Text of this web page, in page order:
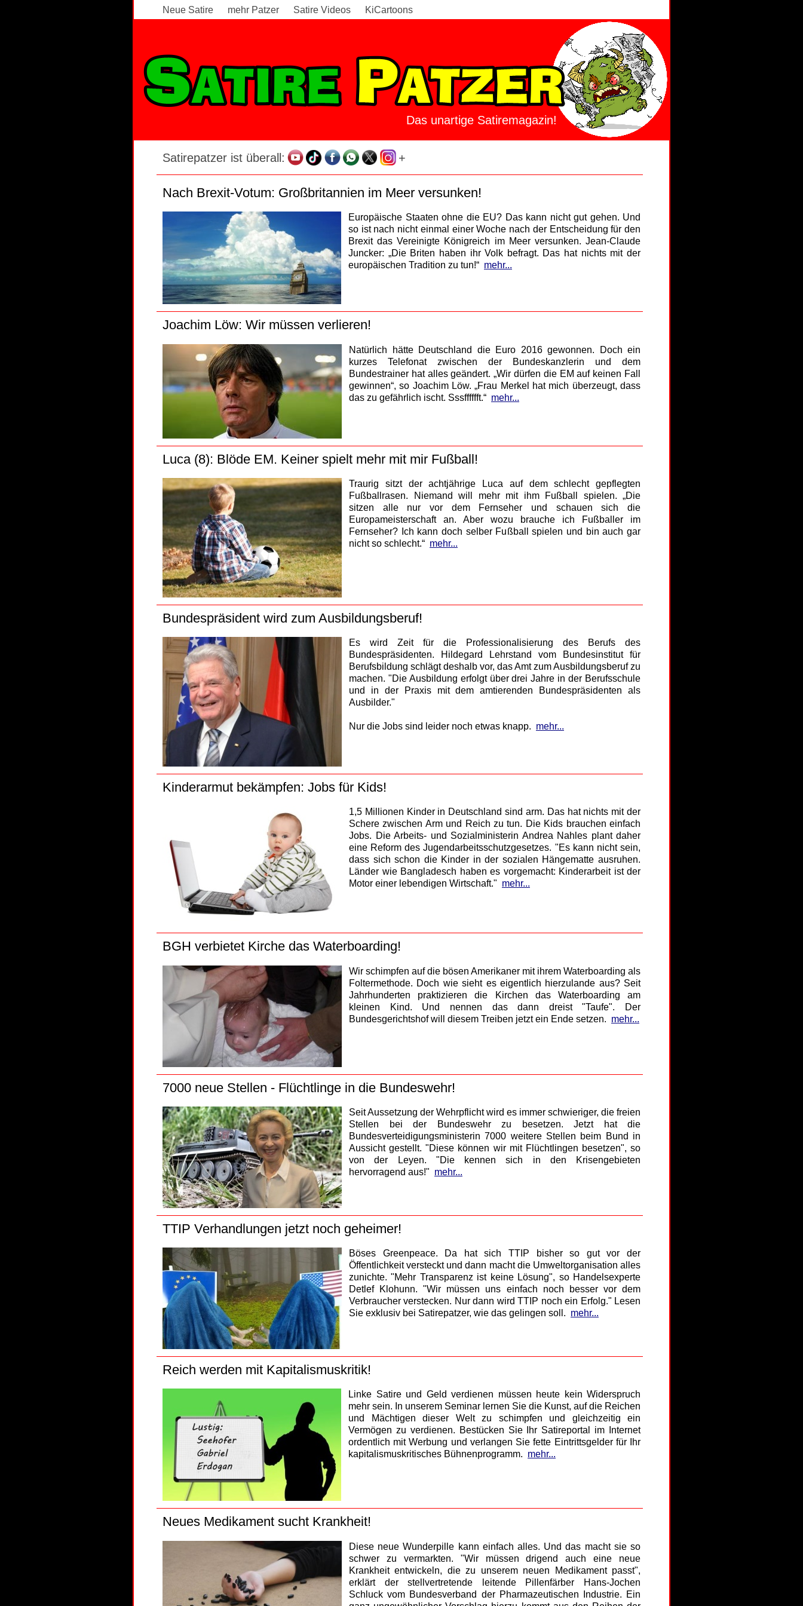
Neue Satire mehr Patzer Satire Videos KiCartoons
Das unartige Satiremagazin!
Satirepatzer ist überall: +
Nach Brexit-Votum: Großbritannien im Meer versunken!
Europäische Staaten ohne die EU? Das kann nicht gut gehen. Und
so ist nach nicht einmal einer Woche nach der Entscheidung für den
Brexit das Vereinigte Königreich im Meer versunken. Jean-Claude
Juncker: „Die Briten haben ihr Volk befragt. Das hat nichts mit der
europäischen Tradition zu tun!“ mehr...
Joachim Löw: Wir müssen verlieren!
Natürlich hätte Deutschland die Euro 2016 gewonnen. Doch ein
kurzes Telefonat zwischen der Bundeskanzlerin und dem
Bundestrainer hat alles geändert. „Wir dürfen die EM auf keinen Fall
gewinnen“, so Joachim Löw. „Frau Merkel hat mich überzeugt, dass
das zu gefährlich ischt. Sssfffffft.“ mehr...
Luca (8): Blöde EM. Keiner spielt mehr mit mir Fußball!
Traurig sitzt der achtjährige Luca auf dem schlecht gepflegten
Fußballrasen. Niemand will mehr mit ihm Fußball spielen. „Die
sitzen alle nur vor dem Fernseher und schauen sich die
Europameisterschaft an. Aber wozu brauche ich Fußballer im
Fernseher? Ich kann doch selber Fußball spielen und bin auch gar
nicht so schlecht.“ mehr...
Bundespräsident wird zum Ausbildungsberuf!
Es wird Zeit für die Professionalisierung des Berufs des
Bundespräsidenten. Hildegard Lehrstand vom Bundesinstitut für
Berufsbildung schlägt deshalb vor, das Amt zum Ausbildungsberuf zu
machen. "Die Ausbildung erfolgt über drei Jahre in der Berufsschule
und in der Praxis mit dem amtierenden Bundespräsidenten als
Ausbilder."
Nur die Jobs sind leider noch etwas knapp. mehr...
Kinderarmut bekämpfen: Jobs für Kids!
1,5 Millionen Kinder in Deutschland sind arm. Das hat nichts mit der
Schere zwischen Arm und Reich zu tun. Die Kids brauchen einfach
Jobs. Die Arbeits- und Sozialministerin Andrea Nahles plant daher
eine Reform des Jugendarbeitsschutzgesetzes. "Es kann nicht sein,
dass sich schon die Kinder in der sozialen Hängematte ausruhen.
Länder wie Bangladesch haben es vorgemacht: Kinderarbeit ist der
Motor einer lebendigen Wirtschaft." mehr...
BGH verbietet Kirche das Waterboarding!
Wir schimpfen auf die bösen Amerikaner mit ihrem Waterboarding als
Foltermethode. Doch wie sieht es eigentlich hierzulande aus? Seit
Jahrhunderten praktizieren die Kirchen das Waterboarding am
kleinen Kind. Und nennen das dann dreist "Taufe". Der
Bundesgerichtshof will diesem Treiben jetzt ein Ende setzen. mehr...
7000 neue Stellen - Flüchtlinge in die Bundeswehr!
Seit Aussetzung der Wehrpflicht wird es immer schwieriger, die freien
Stellen bei der Bundeswehr zu besetzen. Jetzt hat die
Bundesverteidigungsministerin 7000 weitere Stellen beim Bund in
Aussicht gestellt. "Diese können wir mit Flüchtlingen besetzen", so
von der Leyen. "Die kennen sich in den Krisengebieten
hervorragend aus!" mehr...
TTIP Verhandlungen jetzt noch geheimer!
Böses Greenpeace. Da hat sich TTIP bisher so gut vor der
Öffentlichkeit versteckt und dann macht die Umweltorganisation alles
zunichte. "Mehr Transparenz ist keine Lösung", so Handelsexperte
Detlef Klohunn. "Wir müssen uns einfach noch besser vor dem
Verbraucher verstecken. Nur dann wird TTIP noch ein Erfolg." Lesen
Sie exklusiv bei Satirepatzer, wie das gelingen soll. mehr...
Reich werden mit Kapitalismuskritik!
Linke Satire und Geld verdienen müssen heute kein Widerspruch
mehr sein. In unserem Seminar lernen Sie die Kunst, auf die Reichen
und Mächtigen dieser Welt zu schimpfen und gleichzeitig ein
Vermögen zu verdienen. Bestücken Sie Ihr Satireportal im Internet
ordentlich mit Werbung und verlangen Sie fette Eintrittsgelder für Ihr
kapitalismuskritisches Bühnenprogramm. mehr...
Neues Medikament sucht Krankheit!
Diese neue Wunderpille kann einfach alles. Und das macht sie so
schwer zu vermarkten. "Wir müssen drigend auch eine neue
Krankheit entwickeln, die zu unserem neuen Medikament passt",
erklärt der stellvertretende leitende Pillenfärber Hans-Jochen
Schluck vom Bundesverband der Pharmazeutischen Industrie. Ein